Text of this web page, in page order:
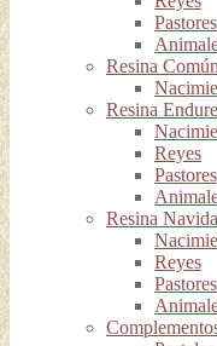
Pastores
Resina Común
Resina
Reyes
Pastores
Resina
Reyes
Pastores